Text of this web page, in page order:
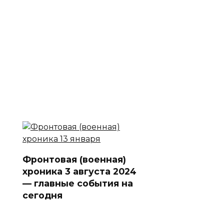
Фронтовая (военная)
хроника 3 августа 2024
— главные события на
сегодня